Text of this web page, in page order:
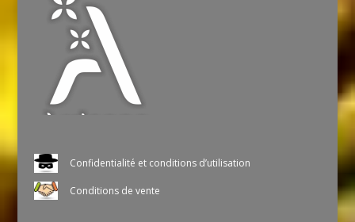
Confidentialité et conditions d’utilisation
Conditions de vente